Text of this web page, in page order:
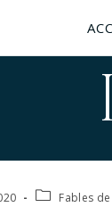
Fables